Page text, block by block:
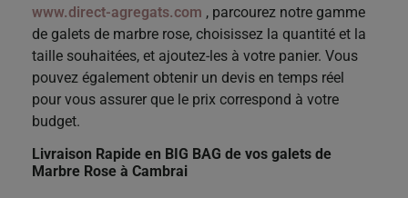
www.direct-agregats.com , parcourez notre gamme
de galets de marbre rose, choisissez la quantité et la
taille souhaitées, et ajoutez-les à votre panier. Vous
pouvez également obtenir un devis en temps réel
pour vous assurer que le prix correspond à votre
budget.
Livraison Rapide en BIG BAG de vos galets de
Marbre Rose à Cambrai